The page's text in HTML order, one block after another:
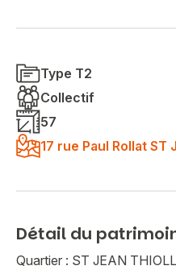
Type T2
Collectif
57
17 rue Paul Rollat ST
Détail du
Quartier : ST JEAN